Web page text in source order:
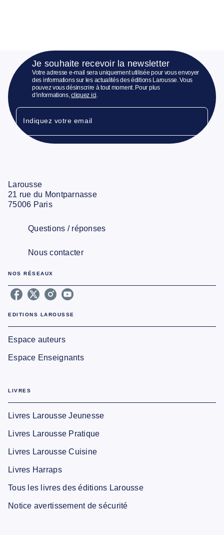
Je souhaite recevoir la newsletter
Votre adresse e-mail sera uniquement utilisée pour vous envoyer
des informations sur les actualités des éditions Larousse. Vous
pouvez vous désinscrire à tout moment. Pour plus
d’informations,cliquez ici.
Indiquez votre email
Larousse
21 rue du Montparnasse
75006 Paris
Questions / réponses
Nous contacter
NOS RÉSEAUX
EDITIONS LAROUSSE
Espace auteurs
Espace Enseignants
LIVRES
Livres Larousse Jeunesse
Livres Larousse Pratique
Livres Larousse Cuisine
Livres Harraps
Tous les livres des éditions Larousse
Notice avertissement de sécurité